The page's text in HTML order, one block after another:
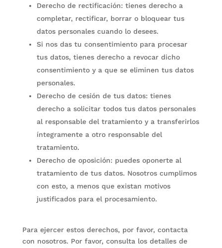
Derecho de rectificación: tienes derecho a
completar, rectificar, borrar o bloquear tus
datos personales cuando lo desees.
Si nos das tu consentimiento para procesar
tus datos, tienes derecho a revocar dicho
consentimiento y a que se eliminen tus datos
personales.
Derecho de cesión de tus datos: tienes
derecho a solicitar todos tus datos personales
al responsable del tratamiento y a transferirlos
íntegramente a otro responsable del
tratamiento.
Derecho de oposición: puedes oponerte al
tratamiento de tus datos. Nosotros cumplimos
con esto, a menos que existan motivos
justificados para el procesamiento.
Para ejercer estos derechos, por favor, contacta
con nosotros. Por favor, consulta los detalles de